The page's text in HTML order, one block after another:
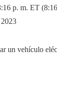
p. m. ET